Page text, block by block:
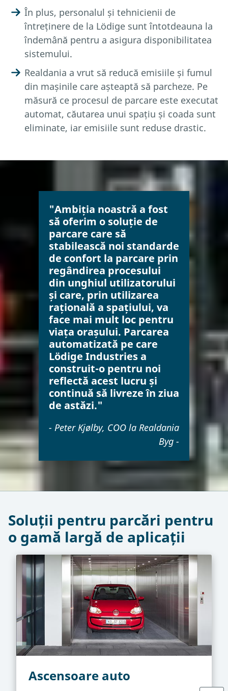
În plus, personalul și tehnicienii de
întreținere de la Lödige sunt întotdeauna la
îndemână pentru a asigura disponibilitatea
sistemului.
Realdania a vrut să reducă emisiile și fumul
din mașinile care așteaptă să parcheze. Pe
măsură ce procesul de parcare este executat
automat, căutarea unui spațiu și coada sunt
eliminate, iar emisiile sunt reduse drastic.
"Ambiția noastră a fost
să oferim o soluție de
parcare care să
stabilească noi standarde
de confort la parcare prin
regândirea procesului
din unghiul utilizatorului
și care, prin utilizarea
rațională a spațiului, va
face mai mult loc pentru
viața orașului. Parcarea
automatizată pe care
Lödige Industries a
construit-o pentru noi
reflectă acest lucru și
continuă să livreze în ziua
de astăzi."
- Peter Kjølby, COO la Realdania
Byg -
Soluții pentru parcări pentru
o gamă largă de aplicații
Ascensoare auto